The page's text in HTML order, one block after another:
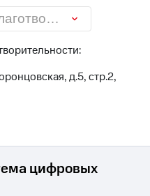
По вопросам благотворительности
д.5, стр.2,
цифровых